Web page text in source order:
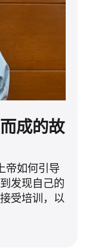
成的故
帝如何引导
发现自己的
受培训，以